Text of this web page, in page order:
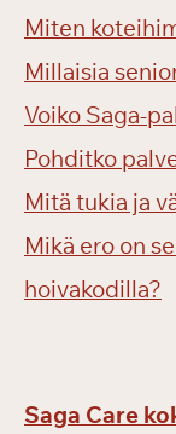
Miten
Millaisia
Voiko Saga-
Pohditko
Mitä tukia ja
Mikä ero on
hoivakodilla?
Saga Care